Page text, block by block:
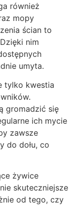
również
mopy
ścian to
nim
umyta.
tylko kwestia
gromadzić się
ich mycie
zawsze
do dołu, co
żywice
skuteczniejsze
od tego, czy